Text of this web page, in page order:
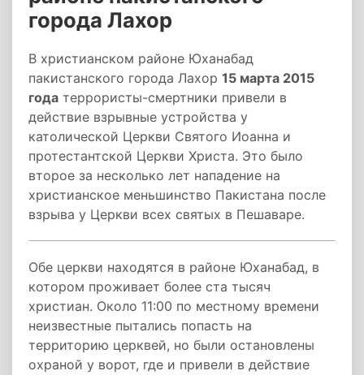
города Лахор
В христианском районе Юханабад
пакистанского города Лахор 15 марта 2015
года террористы-смертники привели в
действие взрывные устройства у
католической Церкви Святого Иоанна и
протестантской Церкви Христа. Это было
второе за несколько лет нападение на
христианское меньшинство Пакистана после
взрыва у Церкви всех святых в Пешаваре.
Обе церкви находятся в районе Юханабад, в
котором проживает более ста тысяч
христиан. Около 11:00 по местному времени
неизвестные пытались попасть на
территорию церквей, но были остановлены
охраной у ворот, где и привели в действие